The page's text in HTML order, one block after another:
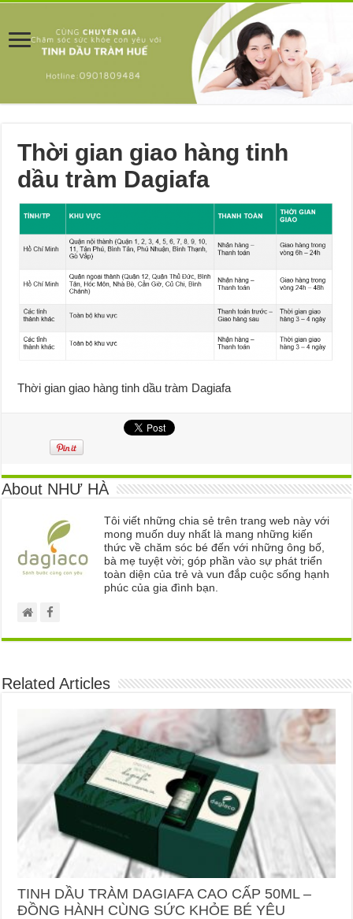
Thời gian giao hàng tinh
dầu tràm Dagiafa
Thời gian giao hàng tinh dầu tràm Dagiafa
About NHƯ HÀ
Tôi viết những chia sẻ trên trang web này với
mong muốn duy nhất là mang những kiến
thức về chăm sóc bé đến với những ông bố,
bà mẹ tuyệt vời; góp phần vào sự phát triển
toàn diện của trẻ và vun đắp cuộc sống hạnh
phúc của gia đình bạn.
Related Articles
TINH DẦU TRÀM DAGIAFA CAO CẤP 50ML –
ĐỒNG HÀNH CÙNG SỨC KHỎE BÉ YÊU